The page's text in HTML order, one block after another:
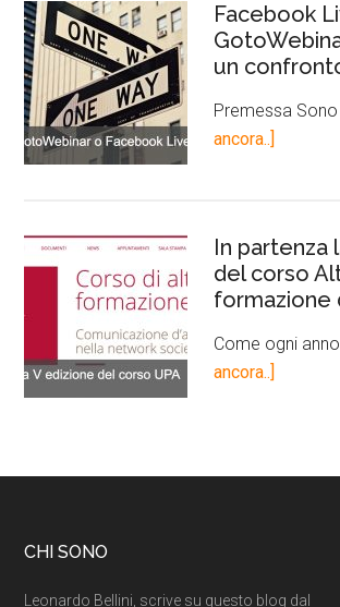
Facebook
un
Premessa
ancora..]
In partenza
del corso
formazione
Come ogni
ancora..]
CHI SONO
Leonardo Bellini, scrive su questo blog dal